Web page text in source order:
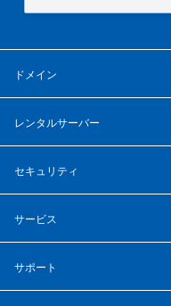
ドメイン
レンタルサーバー
セキュリティ
サービス
サポート